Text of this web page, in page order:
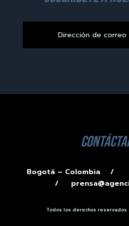
Bogotá – Colombia /
/
Todos los derechos reservados